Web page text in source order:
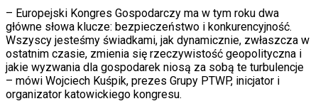
– Europejski Kongres Gospodarczy ma w tym roku dwa
główne słowa klucze: bezpieczeństwo i konkurencyjność.
Wszyscy jesteśmy świadkami, jak dynamicznie, zwłaszcza w
ostatnim czasie, zmienia się rzeczywistość geopolityczna i
jakie wyzwania dla gospodarek niosą za sobą te turbulencje
– mówi Wojciech Kuśpik, prezes Grupy PTWP, inicjator i
organizator katowickiego kongresu.